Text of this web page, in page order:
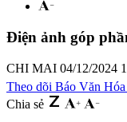
Điện ảnh góp
CHI MAI 04/12/2024
Theo dõi Báo Văn Hóa
Chia sẻ